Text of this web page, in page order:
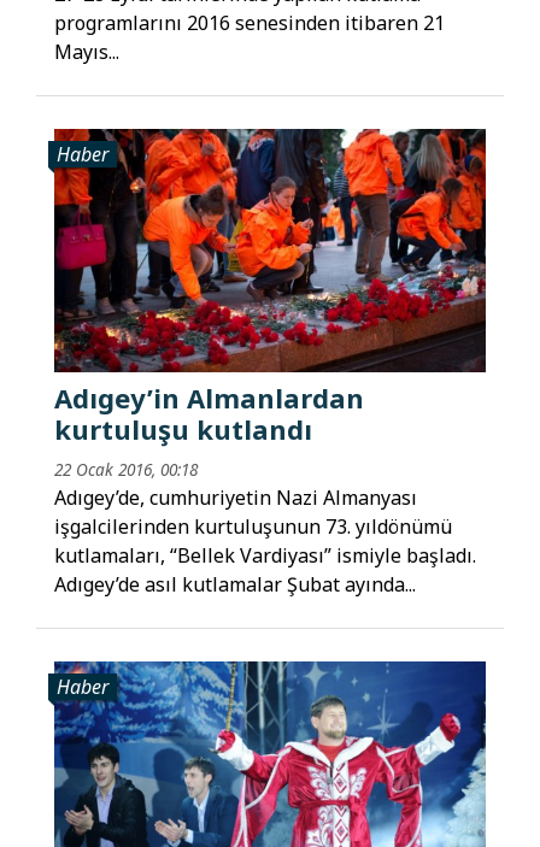
programlarını 2016 senesinden itibaren 21
Mayıs...
Haber
Adıgey’in Almanlardan
kurtuluşu kutlandı
22 Ocak 2016, 00:18
Adıgey’de, cumhuriyetin Nazi Almanyası
işgalcilerinden kurtuluşunun 73. yıldönümü
kutlamaları, “Bellek Vardiyası” ismiyle başladı.
Adıgey’de asıl kutlamalar Şubat ayında...
Haber